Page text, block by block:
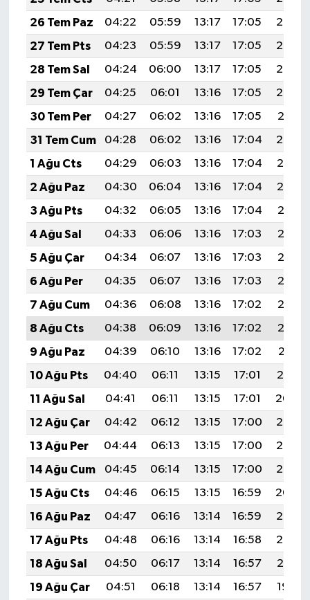
26 Tem Paz
04:22 05:59 13:17 17:05
20:25
27 Tem Pts
04:23 05:59 13:17 17:05
20:24
28 Tem Sal
04:24 06:00 13:17 17:05
20:23
29 Tem Çar
04:25 06:01 13:16 17:05
20:22
30 Tem Per
04:27 06:02 13:16 17:05
20:21
31 Tem Cum
04:28 06:02 13:16 17:04
20:20
1 Ağu Cts
04:29 06:03 13:16 17:04
20:19
2 Ağu Paz
04:30 06:04 13:16 17:04
20:19
3 Ağu Pts
04:32 06:05 13:16 17:04
20:18
4 Ağu Sal
04:33 06:06 13:16 17:03
20:17
5 Ağu Çar
04:34 06:07 13:16 17:03
20:16
6 Ağu Per
04:35 06:07 13:16 17:03
20:15
7 Ağu Cum
04:36 06:08 13:16 17:02
20:13
8 Ağu Cts
04:38 06:09 13:16 17:02
20:12
9 Ağu Paz
04:39 06:10 13:16 17:02
20:11
10 Ağu Pts
04:40 06:11 13:15 17:01
20:10
11 Ağu Sal
04:41 06:11 13:15 17:01
20:09
12 Ağu Çar
04:42 06:12 13:15 17:00
20:08
13 Ağu Per
04:44 06:13 13:15 17:00
20:07
14 Ağu Cum
04:45 06:14 13:15 17:00
20:06
15 Ağu Cts
04:46 06:15 13:15 16:59
20:04
16 Ağu Paz
04:47 06:16 13:14 16:59
20:03
17 Ağu Pts
04:48 06:16 13:14 16:58
20:02
18 Ağu Sal
04:50 06:17 13:14 16:57
20:01
19 Ağu Çar
04:51 06:18 13:14 16:57
19:59